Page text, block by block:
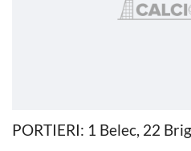
PORTIERI: 1 Belec, 22